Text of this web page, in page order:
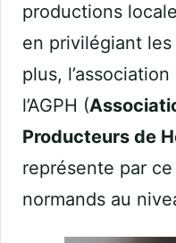
productions
en privilégiant
plus,
l’AGPH (
Producteurs de
représente par
normands au